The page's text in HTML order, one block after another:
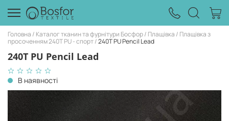
Головна Каталог тканин та фурнітури Босфор Плащівка
Плащівка з
просоченням 240Т PU - спорт 240Т PU Pencil Lead
240Т PU Pencil Lead
В наявності